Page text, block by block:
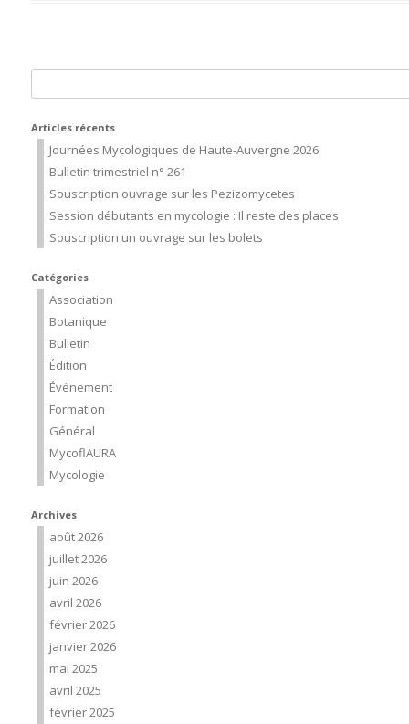
Articles récents
Journées Mycologiques de Haute-Auvergne 2026
Bulletin trimestriel n° 261
Souscription ouvrage sur les Pezizomycetes
Session débutants en mycologie : Il reste des places
Souscription un ouvrage sur les bolets
Catégories
Association
Botanique
Bulletin
Édition
Événement
Formation
Général
MycoflAURA
Mycologie
Archives
août 2026
juillet 2026
juin 2026
avril 2026
février 2026
janvier 2026
mai 2025
avril 2025
février 2025